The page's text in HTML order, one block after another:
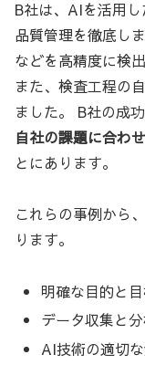
B社は、AIを活用
品質管理を徹底し
などを高精度に検
また、検査工程の
ました。 B社の成功
自社の課題に合わ
とにあります。
これらの事例から
ります。
明確な目的と
データ収集と
AI技術の適切